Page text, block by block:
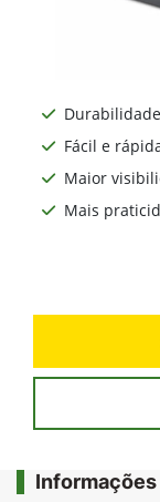
Fácil e
Maior
Mais